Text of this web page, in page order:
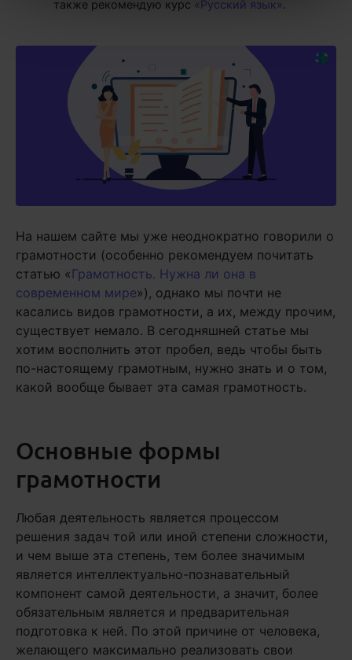
также рекомендую курс «Русский язык»
На нашем сайте мы уже неоднократно говорили о
грамотности (особенно рекомендуем почитать
статью «Грамотность. Нужна ли она в
современном мире»), однако мы почти не
касались видов грамотности, а их, между прочим,
существует немало. В сегодняшней статье мы
хотим восполнить этот пробел, ведь чтобы быть
по-настоящему грамотным, нужно знать и о том,
какой вообще бывает эта самая грамотность.
Основные формы
грамотности
Любая деятельность является процессом
решения задач той или иной степени сложности,
и чем выше эта степень, тем более значимым
является интеллектуально-познавательный
компонент самой деятельности, а значит, более
обязательным является и предварительная
подготовка к ней. По этой причине от человека,
желающего максимально реализовать свои